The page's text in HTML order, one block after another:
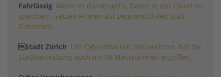
Fahrlässig Wenn es darum geht, Daten in der Cloud zu
speichern, setzen Firmen auf Bequemlichkeit statt
Sicherheit.
Stadt Zürich Um Cyberattacken abzuwehren, hat die
Stadtverwaltung auch im HR Massnahmen ergriffen.